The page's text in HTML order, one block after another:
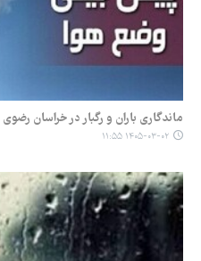
ماندگاری باران و رگبار در خراسان رضوی
۱۴۰۵-۰۳-۰۲ ۱۱:۵۵